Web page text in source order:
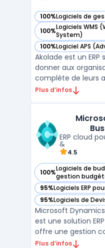
100%Logiciels de
— voir Akolade dans
100%Logiciels WMS
System)
— voir Akolade dans
100%Logiciel APS
— voir Akolade dans
Akolade est un
donner aux
complète de leurs
Plus qu’un outil de
stocks et de la
...
Plus d’infos
ERP cloud
&
4.5
100%Logiciels de
gestion
— voir Microsoft
95%Logiciels ERP
— voir Microsoft
95%Logiciels de
— voir Microsoft
Microsoft
est une solution
offre une gestion
essentielles d’une
Plus d’infos